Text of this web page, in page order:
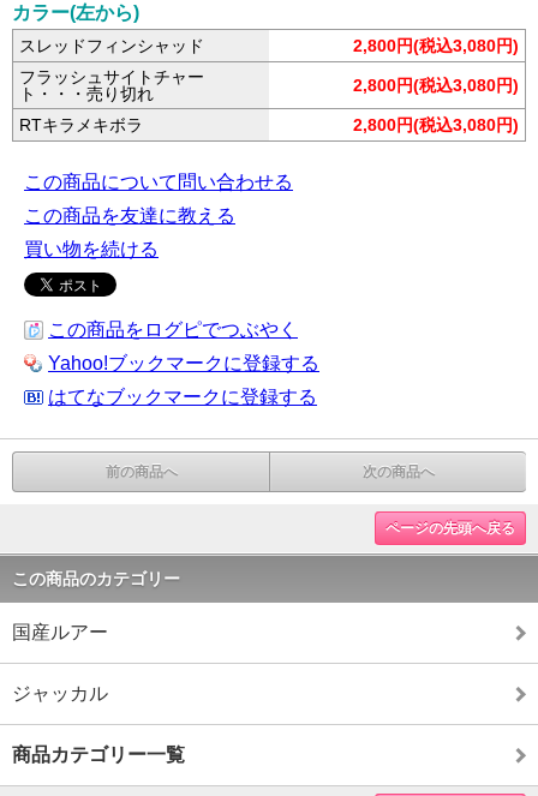
カラー(左から)
スレッドフィンシャッド
2,800円(税込3,080円)
フラッシュサイトチャー
ト・・・売り切れ
2,800円(税込3,080円)
RTキラメキボラ 2,800円(税込3,080円)
この商品について問い合わせる
この商品を友達に教える
買い物を続ける
この商品をログピでつぶやく
Yahoo!ブックマークに登録する
はてなブックマークに登録する
前の商品へ 次の商品へ
ページの先頭へ戻る
この商品のカテゴリー
国産ルアー
ジャッカル
商品カテゴリー一覧